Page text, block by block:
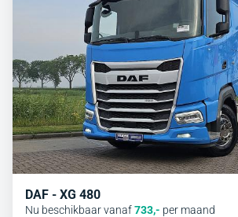
DAF - XG 480
Nu beschikbaar vanaf733,- per maand